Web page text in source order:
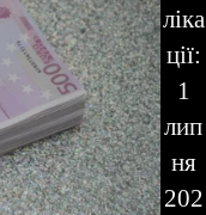
ліка
ції:
1
лип
ня
202